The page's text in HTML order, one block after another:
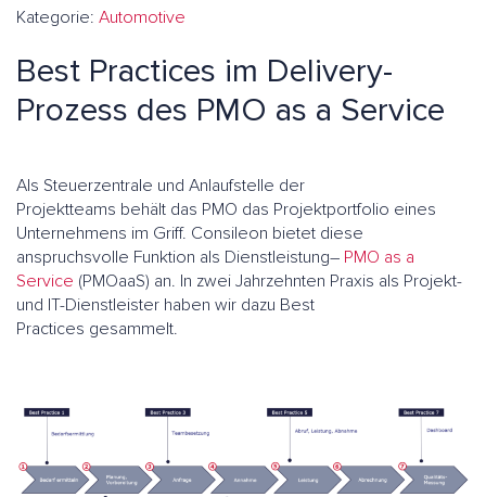
Kategorie: Automotive
Best Practices im Delivery-
Prozess des PMO as a Service
Als Steuerzentrale und Anlaufstelle der
Projektteams behält das PMO das Projektportfolio eines
Unternehmens im Griff. Consileon bietet diese
anspruchsvolle Funktion als Dienstleistung– PMO as a
Service (PMOaaS) an. In zwei Jahrzehnten Praxis als Projekt-
und IT-Dienstleister haben wir dazu Best
Practices gesammelt.